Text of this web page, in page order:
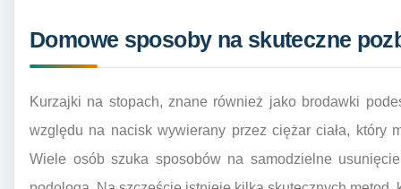
Domowe sposoby na skuteczne
Kurzajki na stopach, znane również jako brodawki
względu na nacisk wywierany przez ciężar ciała, który
Wiele osób szuka sposobów na samodzielne